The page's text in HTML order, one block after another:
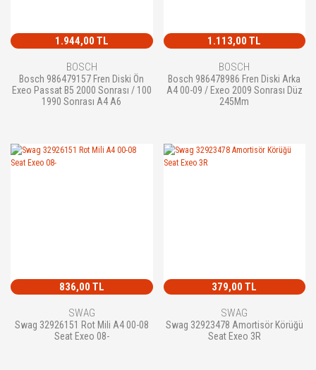
1.944,00 TL
BOSCH
Bosch 986479157 Fren Diski Ön
Exeo Passat B5 2000 Sonrası / 100
1990 Sonrası A4 A6
1.113,00 TL
BOSCH
Bosch 986478986 Fren Diski Arka
A4 00-09 / Exeo 2009 Sonrası Düz
245Mm
836,00 TL
SWAG
Swag 32926151 Rot Mili A4 00-08
Seat Exeo 08-
379,00 TL
SWAG
Swag 32923478 Amortisör Körüğü
Seat Exeo 3R